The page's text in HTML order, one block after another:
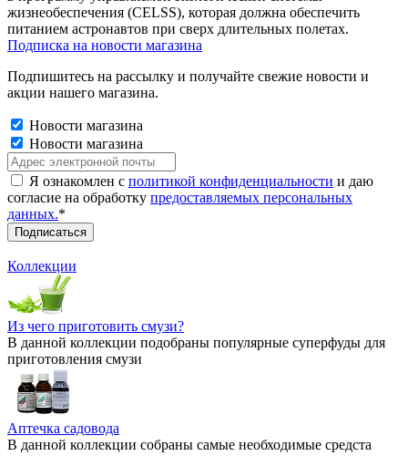
жизнеобеспечения (CELSS), которая должна обеспечить
питанием астронавтов при сверх длительных полетах.
Подписка на новости магазина
Подпишитесь на рассылку и получайте свежие новости и
акции нашего магазина.
Новости магазина
Новости магазина
Я ознакомлен с политикой конфиденциальности и даю
согласие на обработку предоставляемых персональных
данных.*
Коллекции
Из чего приготовить смузи?
В данной коллекции подобраны популярные суперфуды для
приготовления смузи
Аптечка садовода
В данной коллекции собраны самые необходимые средста